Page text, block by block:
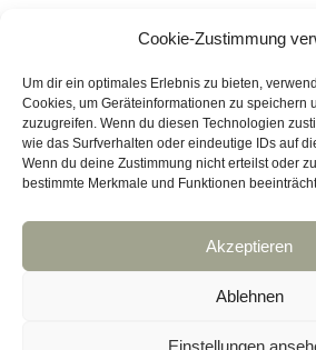
Cookie-Zustimmung
Um dir ein optimales Erlebnis zu bieten,
Cookies, um Geräteinformationen zu speichern
zuzugreifen. Wenn du diesen Technologien
wie das Surfverhalten oder eindeutige IDs auf
Wenn du deine Zustimmung nicht erteilst oder
bestimmte Merkmale und Funktionen
Akzeptieren
Ablehnen
Einstellungen
Projekte
Schaufenster
Travel
Datenschutz
Haftungsausschluss